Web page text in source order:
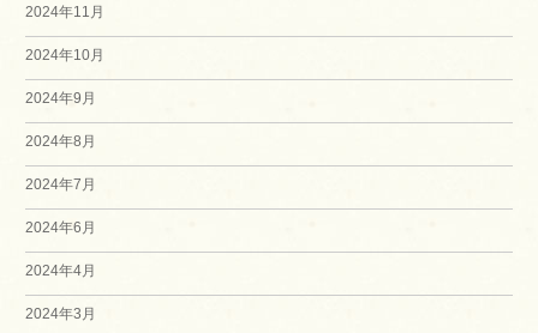
2024年11月
2024年10月
2024年9月
2024年8月
2024年7月
2024年6月
2024年4月
2024年3月